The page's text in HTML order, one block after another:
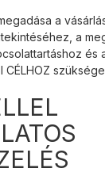
a
a
és
CÉLHOZ